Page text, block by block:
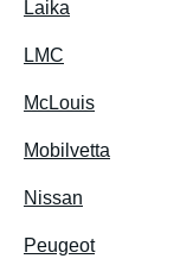
Laika
LMC
McLouis
Mobilvetta
Nissan
Peugeot